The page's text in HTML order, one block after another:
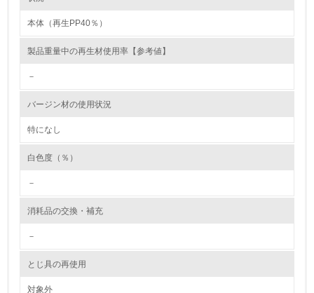
環境取り組み体制と成果を定期的に検証して次の活動に活
境対策を理解し、実践している
環境活動に関する規格やプログラムを導入している
2.環境への取り組み
本体（再生PP40％）
製品重量中の再生材使用率【参考値】
－
バージン材の使用状況
特になし
白色度（％）
－
消耗品の交換・補充
－
とじ具の再使用
対象外